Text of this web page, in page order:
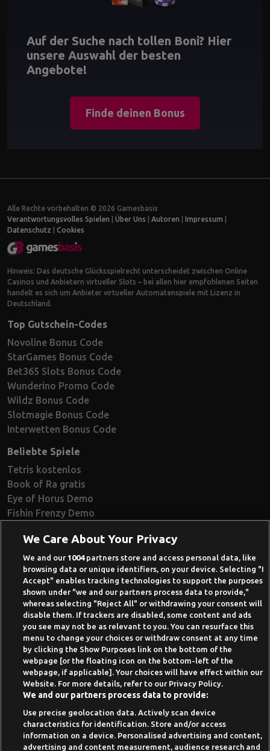
Auf der Suche nach tollen Boni? Hier
unsere Auswahl der besten
Angebote!
Finde deinen Bonus
Alle Rechte vorbehalten © 2026 Gamesbasis
Verantwortungsvolles Spielen
Über Uns Autoren Impressum
Datenschutz
Cookies
Hinweis: Das deutsche Glücksspielrecht unterscheidet zwischen Online
Casinos und Anbietern virtueller Slots – bei allen hier empfohlenen Seiten
handelt es sich um Anbieter virtueller Automatenspiele mit Lizenz in
Deutschland.
Top Gutschein-Codes
Novoline Bonus Code
StarGames Bonus Code
Bet365 Slots Bonus Code
Wunderino Promo Code
Wildz Bonus Code
Slotmagie Bonus Code
Interwetten Bonus Code
Beliebte Spiele
Tetris kostenlos
Book of Ra gratis
Eye of Horus Demo
Fishin Frenzy Demo
Book of Dead Demo
Razor Shark Demo
Beste Online Casinos 2026
Online Casino Demo spielen
Casino Bonus ohne Einzahlung
50 Freispiele für 1 Euro
Online Casino Paypal
News-Archiv
Suchtrisiken, Glücksspiel kann süchtig machen - Hilfe finden Sie auf
We Care About Your Privacy
We and our1004partners store and access personal data, like
browsing data or unique identifiers, on your device. Selecting "I
Accept" enables tracking technologies to support the purposes
shown under "we and our partners process data to provide,"
whereas selecting "Reject All" or withdrawing your consent will
disable them. If trackers are disabled, some content and ads
you see may not be as relevant to you. You can resurface this
menu to change your choices or withdraw consent at any time
by clicking the Show Purposes link on the bottom of the
webpage [or the floating icon on the bottom-left of the
webpage, if applicable]. Your choices will have effect within our
Website. For more details, refer to our Privacy Policy.
We and our partners process data to provide:
Use precise geolocation data. Actively scan device
characteristics for identification. Store and/or access
information on a device. Personalised advertising and content,
advertising and content measurement, audience research and